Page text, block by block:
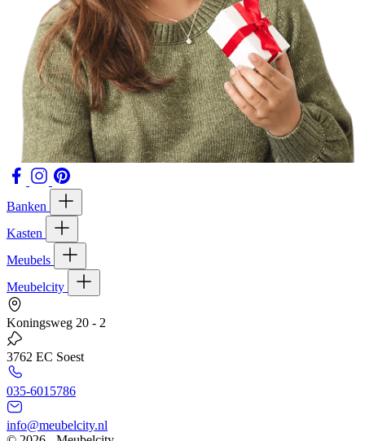
Banken
Kasten
Meubels
Meubelcity
Koningsweg 20 - 2
3762 EC Soest
035-6015786
info@meubelcity.nl